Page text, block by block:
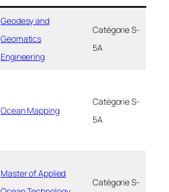
Geodesy and
Geomatics
Engineering
Catégorie S-
5A
Ocean Mapping
Catégorie S-
5A
Master of Applied
Catégorie S-